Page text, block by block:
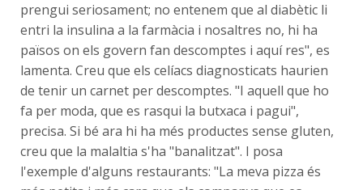
prengui seriosament; no entenem que al diabètic li
entri la insulina a la farmàcia i nosaltres no, hi ha
països on els govern fan descomptes i aquí res", es
lamenta. Creu que els celíacs diagnosticats haurien
de tenir un carnet per descomptes. "I aquell que ho
fa per moda, que es rasqui la butxaca i pagui",
precisa. Si bé ara hi ha més productes sense gluten,
creu que la malaltia s'ha "banalitzat". I posa
l'exemple d'alguns restaurants: "La meva pizza és